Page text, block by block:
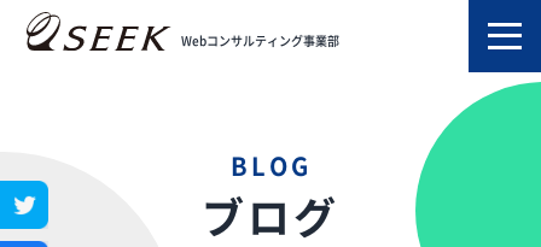
Webコンサルティング事業部
TOP
Illustratorで簡単にパターンを作る！アルバイトの備忘録
BLOG
ブログ